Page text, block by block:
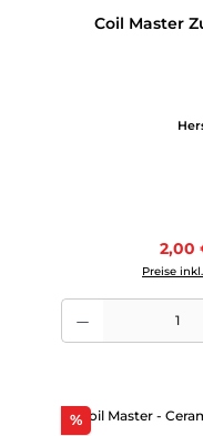
Coil Master
2,00
Preise
Produkt Anzahl: Gib
%Rabatt